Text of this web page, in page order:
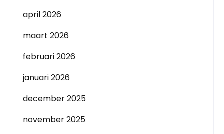
april 2026
maart 2026
februari 2026
januari 2026
december 2025
november 2025